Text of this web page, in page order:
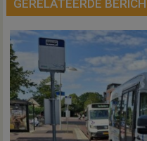
GERELATEERDE